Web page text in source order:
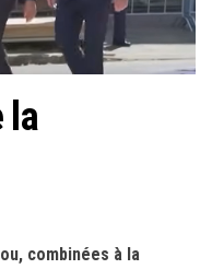
r
l
a
la
combinées à la